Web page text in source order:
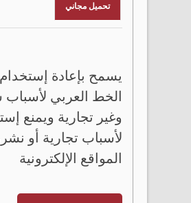
تحميل مجاني
يسمح بإعادة
الخط العربي
وغير تجارية ويمنع
لأسباب تجارية أو
المواقع الإلكترونية